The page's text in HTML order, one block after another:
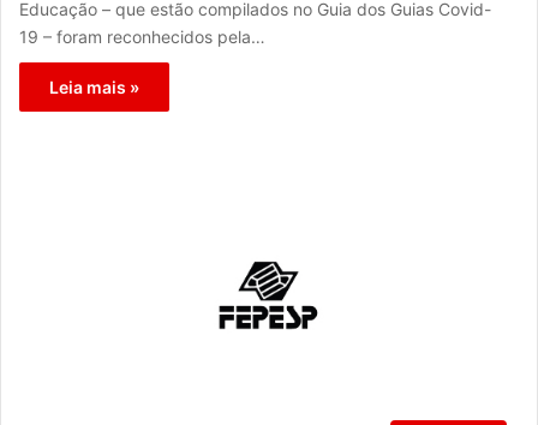
Educação – que estão compilados no Guia dos Guias Covid-
19 – foram reconhecidos pela…
Leia mais »